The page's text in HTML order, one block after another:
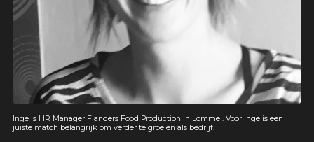
Inge is HR Manager Flanders Food Production in Lommel. Voor Inge is een
juiste match belangrijk om verder te groeien als bedrijf.